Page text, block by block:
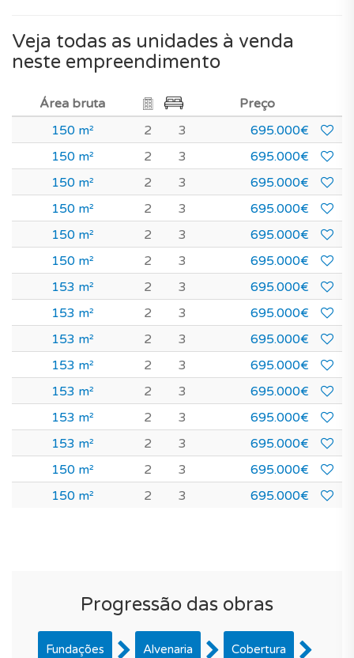
Veja todas as unidades à venda
neste empreendimento
Área bruta
Preço
150 m²
2 3
695.000€
150 m²
2 3
695.000€
150 m²
2 3
695.000€
150 m²
2 3
695.000€
150 m²
2 3
695.000€
150 m²
2 3
695.000€
153 m²
2 3
695.000€
153 m²
2 3
695.000€
153 m²
2 3
695.000€
153 m²
2 3
695.000€
153 m²
2 3
695.000€
153 m²
2 3
695.000€
153 m²
2 3
695.000€
150 m²
2 3
695.000€
150 m²
2 3 695.000€
Progressão das obras
Fundações Alvenaria Cobertura